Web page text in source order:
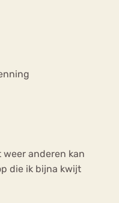
weer anderen kan
die ik bijna kwijt